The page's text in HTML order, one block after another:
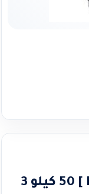
قواطع مقولبة شنايدر [ NSX ] 50 كيلو 3